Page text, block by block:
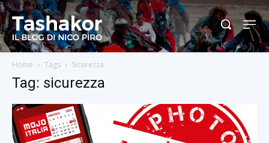
Home Tags Sicurezza
Tag: sicurezza